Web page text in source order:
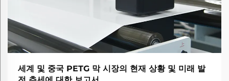
세계 및 중국 PETG 막 시장의 현재 상황 및 미래 발